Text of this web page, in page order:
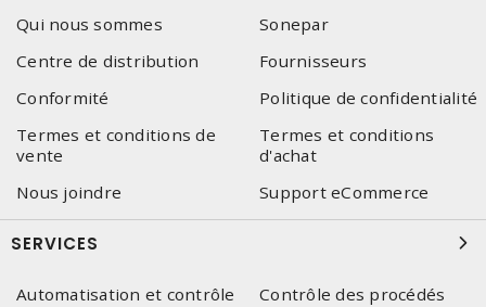
Qui nous sommes
Sonepar
Centre de distribution
Fournisseurs
Conformité
Politique de confidentialité
Termes et conditions de
vente
Termes et conditions
d'achat
Nous joindre
Support eCommerce
SERVICES
Automatisation et contrôle
Contrôle des procédés